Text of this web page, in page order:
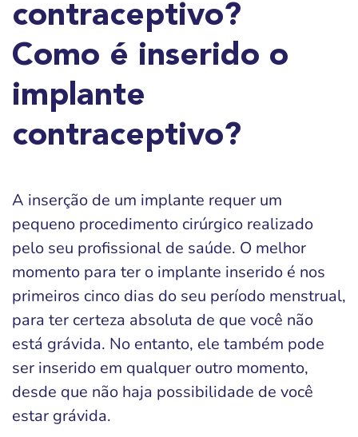
contraceptivo?
Como é inserido o
implante
contraceptivo?
A inserção de um implante requer um
pequeno procedimento cirúrgico realizado
pelo seu profissional de saúde. O melhor
momento para ter o implante inserido é nos
primeiros cinco dias do seu período menstrual,
para ter certeza absoluta de que você não
está grávida. No entanto, ele também pode
ser inserido em qualquer outro momento,
desde que não haja possibilidade de você
estar grávida.